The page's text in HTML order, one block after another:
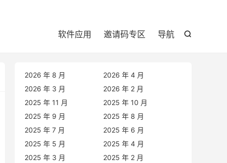

软件应用 邀请码专区 导航
2026 年 8 月
2026 年 4 月
2026 年 3 月
2026 年 2 月
2025 年 11 月
2025 年 10 月
2025 年 9 月
2025 年 8 月
2025 年 7 月
2025 年 6 月
2025 年 5 月
2025 年 4 月
2025 年 3 月
2025 年 2 月